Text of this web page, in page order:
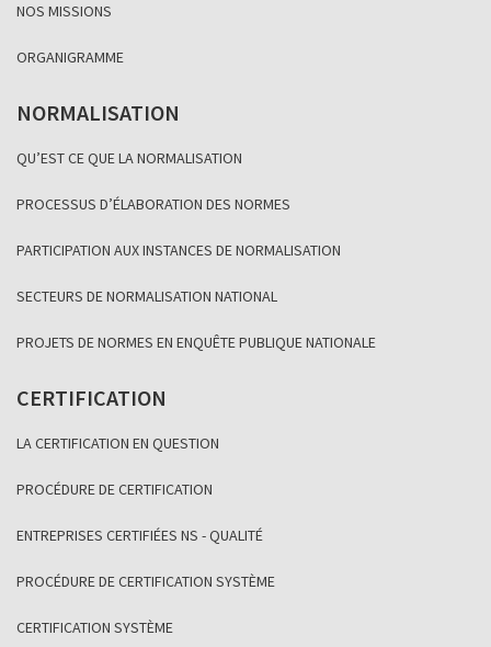
NOS MISSIONS
ORGANIGRAMME
NORMALISATION
QU’EST CE QUE LA NORMALISATION
PROCESSUS D’ÉLABORATION DES NORMES
PARTICIPATION AUX INSTANCES DE NORMALISATION
SECTEURS DE NORMALISATION NATIONAL
PROJETS DE NORMES EN ENQUÊTE PUBLIQUE NATIONALE
CERTIFICATION
LA CERTIFICATION EN QUESTION
PROCÉDURE DE CERTIFICATION
ENTREPRISES CERTIFIÉES NS - QUALITÉ
PROCÉDURE DE CERTIFICATION SYSTÈME
CERTIFICATION SYSTÈME